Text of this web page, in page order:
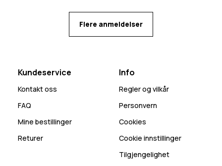
Flere anmeldelser
Kundeservice
Kontakt oss
FAQ
Mine bestillinger
Returer
Info
Regler og vilkår
Personvern
Cookies
Cookie innstillinger
Tilgjengelighet